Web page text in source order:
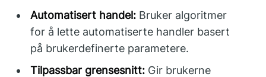
Automatisert handel: Bruker algoritmer
for å lette automatiserte handler basert
på brukerdefinerte parametere.
Tilpassbar grensesnitt: Gir brukerne